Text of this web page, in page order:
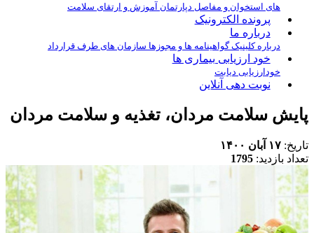
های استخوان و مفاصل دپارتمان آموزش و ارتقای سلامت
پرونده الکترونیک
درباره ما
درباره کلینیکگواهینامه ها و مجوزها سازمان های طرف قرارداد
خود ارزیابی بیماری ها
خودارزیابی دیابت
نوبت دهی آنلاین
پایش سلامت مردان، تغذيه و سلامت مردان
تاریخ: ۱۷ آبان ۱۴۰۰
تعداد بازدید: 1795